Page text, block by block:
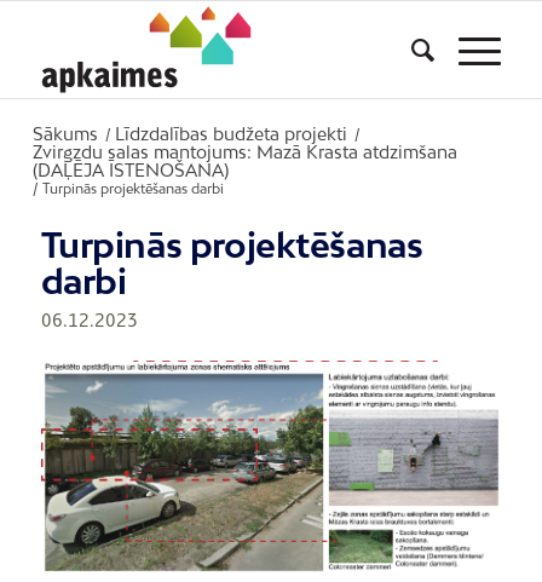
Sākums / Līdzdalības budžeta projekti /
Zvirgzdu salas mantojums: Mazā Krasta atdzimšana
(DAĻĒJA ĪSTENOŠANA)
/ Turpinās projektēšanas darbi
Turpinās projektēšanas
darbi
06.12.2023